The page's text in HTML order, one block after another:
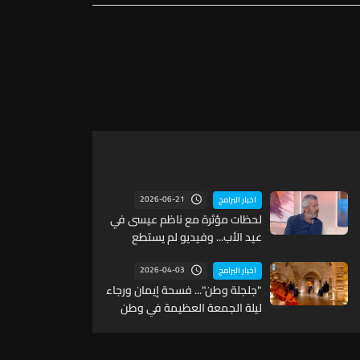
اخبار البرامج 2026-06-21
لحظات مؤثرة مع ناظم عيسى في
عيد الأب... وفيديو لم يستطع
اخبار البرامج 2026-04-03
"جلجلة وطن"... فسحة إيمان ورجاء
ليلة الجمعة العظيمة في وطن